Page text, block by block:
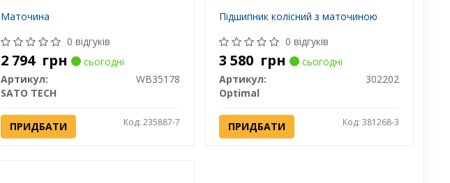
Маточина
0 відгуків
2 794 грн
сьогодні
Артикул:
WB35178
SATO TECH
ПРИДБАТИ Код: 235887-7
Підшипник колісний з маточиною
0 відгуків
3 580 грн
сьогодні
Артикул:
302202
Optimal
ПРИДБАТИ Код: 381268-3